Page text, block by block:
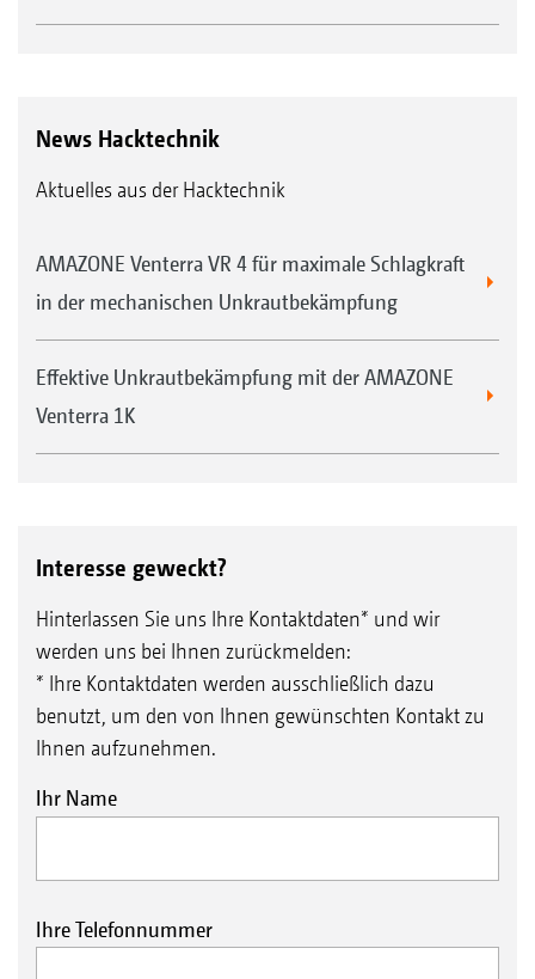
News Hacktechnik
Aktuelles aus der Hacktechnik
AMAZONE Venterra VR 4 für maximale Schlagkraft
in der mechanischen Unkrautbekämpfung
Effektive Unkrautbekämpfung mit der AMAZONE
Venterra 1K
Interesse geweckt?
Hinterlassen Sie uns Ihre Kontaktdaten* und wir
werden uns bei Ihnen zurückmelden:
* Ihre Kontaktdaten werden ausschließlich dazu
benutzt, um den von Ihnen gewünschten Kontakt zu
Ihnen aufzunehmen.
Ihr Name
Ihre Telefonnummer